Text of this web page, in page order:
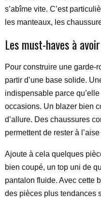
s’abîme vite. C’est
les manteaux, les
Les must-haves à
Pour construire une garde-
partir d’une base solide.
indispensable parce
occasions. Un blazer bien
d’allure. Des chaussures
permettent de rester à
Ajoute à cela quelques
bien coupé, un top uni de
pantalon fluide. Avec cette
des pièces plus tendances